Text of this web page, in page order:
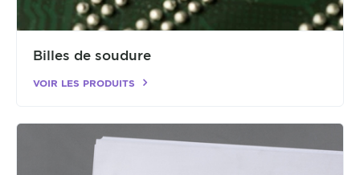
Billes de soudure
VOIR LES PRODUITS